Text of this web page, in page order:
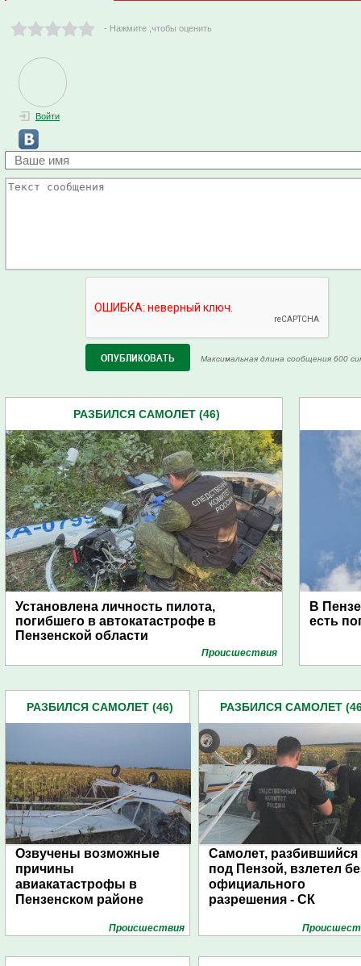
- Нажмите ,чтобы оценить
Войти
Максимальная длина сообщения 600
РАЗБИЛСЯ САМОЛЕТ (46)
Установлена личность пилота,
погибшего в автокатастрофе в
Пензенской области
Проиcшествия
В
есть
РАЗБИЛСЯ САМОЛЕТ (46)
Озвучены возможные
причины
авиакатастрофы в
Пензенском районе
Проиcшествия
РАЗБИЛСЯ САМОЛЕТ
Самолет, разбившийся
под Пензой, взлетел
официального
разрешения - СК